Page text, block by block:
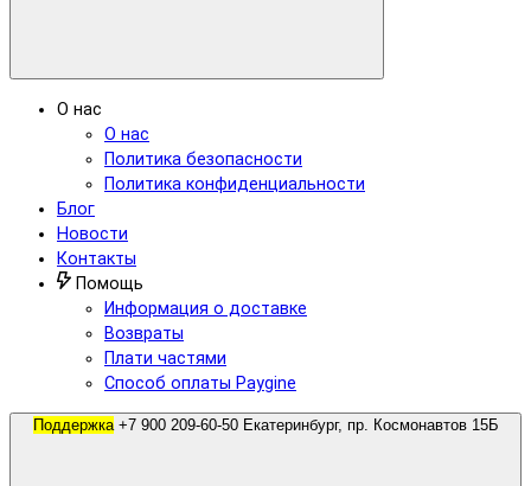
О нас
О нас
Политика безопасности
Политика конфиденциальности
Блог
Новости
Контакты
Помощь
Информация о доставке
Возвраты
Плати частями
Способ оплаты Paygine
Поддержка